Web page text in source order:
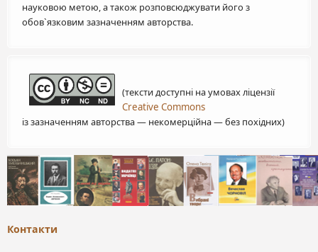
науковою метою, а також розповсюджувати його з
обов`язковим зазначенням авторства.
(тексти доступні на умовах ліцензії
Creative Commons
із зазначенням авторства — некомерційна — без похідних)
Контакти